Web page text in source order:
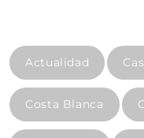
Actualidad
Costa Blanca